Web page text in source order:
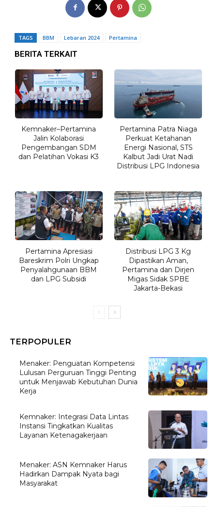
TAGS BBM Lebaran 2024 Pertamina
BERITA TERKAIT
Kemnaker–Pertamina
Jalin Kolaborasi
Pengembangan SDM
dan Pelatihan Vokasi K3
Pertamina Patra Niaga
Perkuat Ketahanan
Energi Nasional, STS
Kalbut Jadi Urat Nadi
Distribusi LPG Indonesia
Pertamina Apresiasi
Bareskrim Polri Ungkap
Penyalahgunaan BBM
dan LPG Subsidi
Distribusi LPG 3 Kg
Dipastikan Aman,
Pertamina dan Dirjen
Migas Sidak SPBE
Jakarta-Bekasi
TERPOPULER
Menaker: Penguatan Kompetensi
Lulusan Perguruan Tinggi Penting
untuk Menjawab Kebutuhan Dunia
Kerja
Kemnaker: Integrasi Data Lintas
Instansi Tingkatkan Kualitas
Layanan Ketenagakerjaan
Menaker: ASN Kemnaker Harus
Hadirkan Dampak Nyata bagi
Masyarakat